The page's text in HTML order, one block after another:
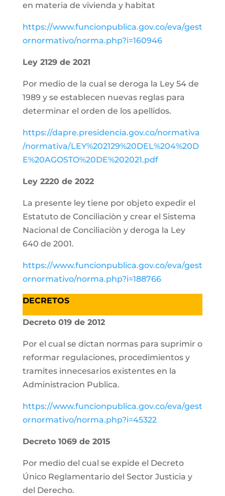
en materia de vivienda y habitat
https://www.funcionpublica.gov.co/eva/gest
ornormativo/norma.php?i=160946
Ley 2129 de 2021
Por medio de la cual se deroga la Ley 54 de
1989 y se establecen nuevas reglas para
determinar el orden de los apellidos.
https://dapre.presidencia.gov.co/normativa
/normativa/LEY%202129%20DEL%204%20D
E%20AGOSTO%20DE%202021.pdf
Ley 2220 de 2022
La presente ley tiene por objeto expedir el
Estatuto de Conciliaciòn y crear el Sistema
Nacional de Conciliaciòn y deroga la Ley
640 de 2001.
https://www.funcionpublica.gov.co/eva/gest
ornormativo/norma.php?i=188766
DECRETOS
Decreto 019 de 2012
Por el cual se dictan normas para suprimir o
reformar regulaciones, procedimientos y
tramites innecesarios existentes en la
Administracion Publica.
https://www.funcionpublica.gov.co/eva/gest
ornormativo/norma.php?i=45322
Decreto 1069 de 2015
Por medio del cual se expide el Decreto
Único Reglamentario del Sector Justicia y
del Derecho.